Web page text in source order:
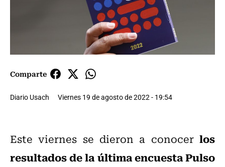
Comparte
Diario Usach Viernes 19 de agosto de 2022 - 19:54
Este viernes se dieron a conocer los
resultados de la última encuesta Pulso